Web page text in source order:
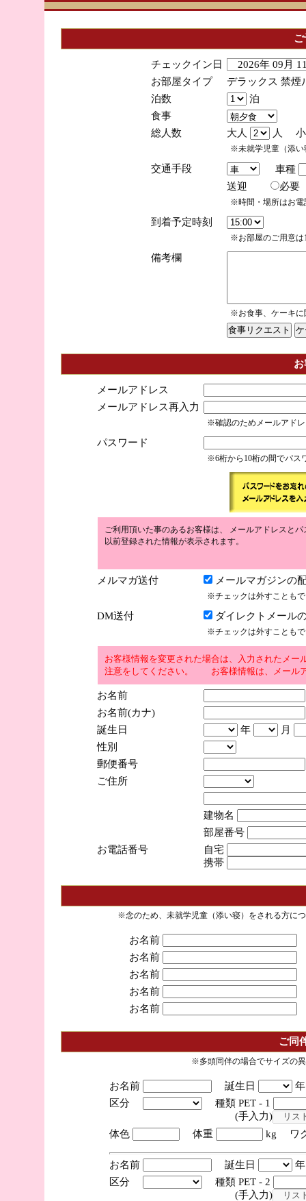
チェックイン日
2026年 09月
お部屋タイプ
デラックス 禁煙
泊数
泊
食事
総人数
大人 人 小
※未就学児童（添い
交通手段
車種
送迎
必
※時間・場所はお電
到着予定時刻
※お部屋のご用意は
備考欄
※お食事、ケーキに
メールアドレス
メールアドレス再入力
※確認のためメールアド
パスワード
※6桁から10桁の間でパス
ご利用頂いた事のあるお客様は、 メールアドレスと
以前登録された情報が表示されます。
メルマガ送付 メールマガジンの
※チェックは外すことも
DM送付 ダイレクトメール
※チェックは外すことも
お客様情報を変更された場合は、入力されたメ
注意をしてください。 お客様情報は、メール
お名前
お名前(カナ)
誕生日
年
月
性別
郵便番号
ご住所
建物名
部屋番号
お電話番号
自宅
携帯
※念のため、未就学児童（添い寝）をされる方に
お名前
お名前
お名前
お名前
お名前
ご同
※多頭同伴の場合でサイズの
お名前 誕生日
区分
種類 PET - 1
(手入力)
体色
体重 kg ワ
お名前 誕生日
区分
種類 PET - 2
(手入力)